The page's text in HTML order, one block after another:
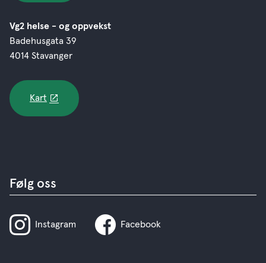
Vg2 helse - og oppvekst
Badehusgata 39
4014 Stavanger
Kart
Følg oss
Instagram Facebook